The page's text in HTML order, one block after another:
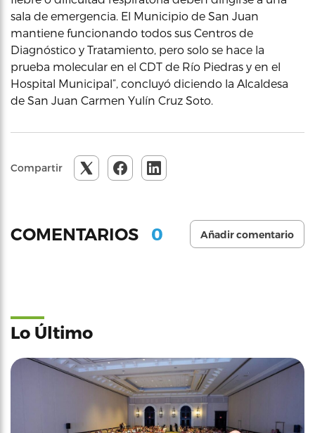
sala de emergencia. El Municipio de San Juan
mantiene funcionando todos sus Centros de
Diagnóstico y Tratamiento, pero solo se hace la
prueba molecular en el CDT de Río Piedras y en el
Hospital Municipal”, concluyó diciendo la Alcaldesa
de San Juan Carmen Yulín Cruz Soto.
Compartir
COMENTARIOS 0 Añadir comentario
Lo Último